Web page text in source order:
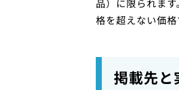
格を超えない価格
掲載先と